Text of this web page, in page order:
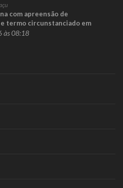
com apreensão de
termo circunstanciado em
Iguaçu
08:18